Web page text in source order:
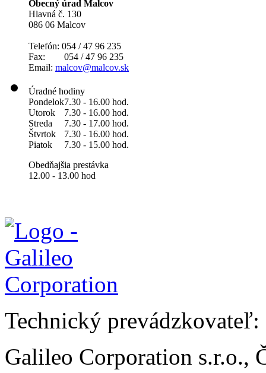
Obecný úrad Malcov
Hlavná č. 130
086 06 Malcov
Telefón: 054 / 47 96 235
Fax: 054 / 47 96 235
Email: malcov@malcov.sk
Úradné hodiny
Pondelok7.30 - 16.00 hod.
Utorok
7.30 - 16.00 hod.
Streda
7.30 - 17.00 hod.
Štvrtok
7.30 - 16.00 hod.
Piatok
7.30 - 15.00 hod.
Obedňajšia prestávka
12.00 - 13.00 hod
Technický prevádzkovateľ:
Galileo Corporation s.r.o.,